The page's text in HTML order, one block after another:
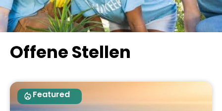
Offene Stellen
Featured